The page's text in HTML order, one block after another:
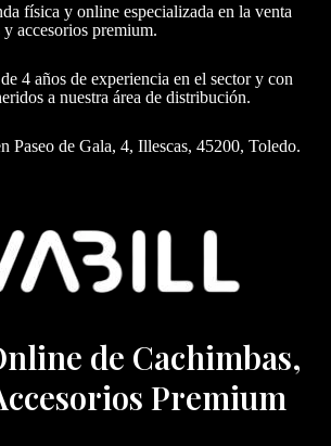
física y online especializada en la venta
accesorios premium.
4 años de experiencia en el sector y con
a nuestra área de distribución.
Paseo de Gala, 4, Illescas, 45200, Toledo.
de Cachimbas,
Premium